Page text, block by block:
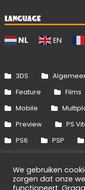
LANGUAGE
NL EN
3DS
Feature
Films
Mobile
Preview
PS
PS6
PSP
Xbox 360
We gebruiken
zorgen dat onze
functioneert.